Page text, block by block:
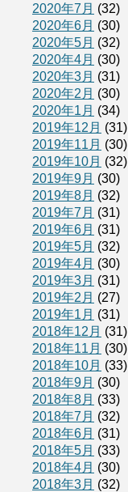
2020年7月 (32)
2020年6月 (30)
2020年5月 (32)
2020年4月 (30)
2020年3月 (31)
2020年2月 (30)
2020年1月 (34)
2019年12月 (31)
2019年11月 (30)
2019年10月 (32)
2019年9月 (30)
2019年8月 (32)
2019年7月 (31)
2019年6月 (31)
2019年5月 (32)
2019年4月 (30)
2019年3月 (31)
2019年2月 (27)
2019年1月 (31)
2018年12月 (31)
2018年11月 (30)
2018年10月 (33)
2018年9月 (30)
2018年8月 (33)
2018年7月 (32)
2018年6月 (31)
2018年5月 (33)
2018年4月 (30)
2018年3月 (32)